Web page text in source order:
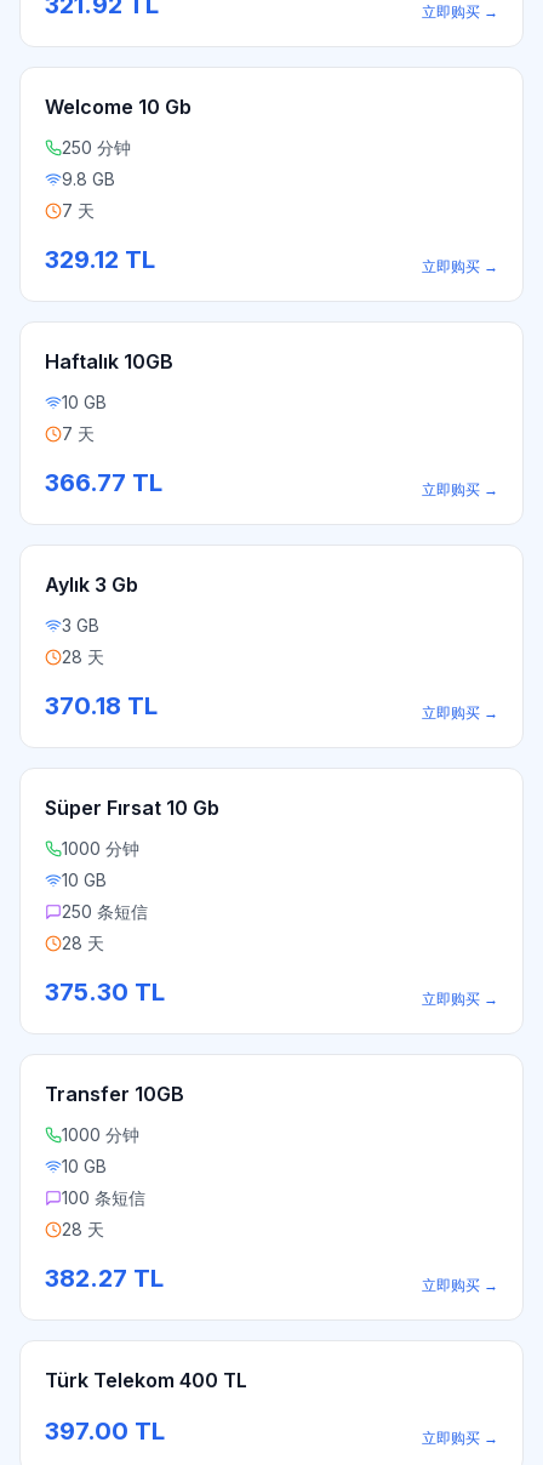
立即购买 →
Welcome 10 Gb
250 分钟
9.8 GB
7 天
329.12 TL 立即购买 →
Haftalık 10GB
10 GB
7 天
366.77 TL 立即购买 →
Aylık 3 Gb
3 GB
28 天
370.18 TL 立即购买 →
Süper Fırsat 10 Gb
1000 分钟
10 GB
250 条短信
28 天
375.30 TL 立即购买 →
Transfer 10GB
1000 分钟
10 GB
100 条短信
28 天
382.27 TL 立即购买 →
Türk Telekom 400 TL
397.00 TL 立即购买 →